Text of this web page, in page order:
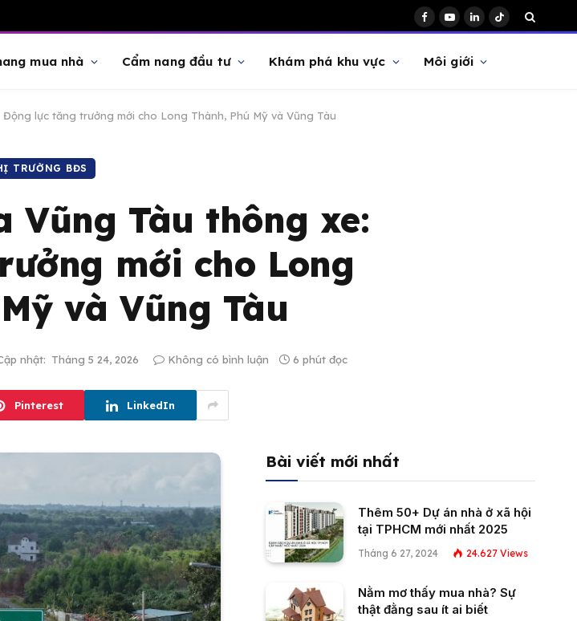
Facebook
YouTubeLinkedInTikTok
mua nhà Cẩm nang đầu tư Khám phá khu vực Môi giới
lực tăng trưởng mới cho Long Thành, Phú Mỹ và Vũng Tàu
TRƯỜNG BĐS
Vũng Tàu thông xe:
mới cho Long
và Vũng Tàu
nhật: Tháng 5 24, 2026 Không có bình luận 6 phút đọc
Pinterest LinkedIn
Bài viết mới nhất
Thêm 50+ Dự án nhà ở xã hội
tại TPHCM mới nhất 2025
Tháng 6 27, 2024 24.627 Views
Nằm mơ thấy mua nhà? Sự
thật đằng sau ít ai biết